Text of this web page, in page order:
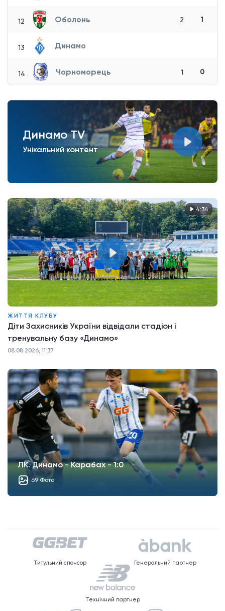
12 Оболонь 2 1
13 Динамо
14 Чорноморець 1 0
Динамо TV
Унікальний контент
4:34
ЖИТТЯ КЛУБУ
Діти Захисників України відвідали стадіон і
тренувальну базу «Динамо»
08.08.2026, 11:37
ЛК. Динамо - Карабах - 1:0
69 Фото
Титульний спонсор Генеральний партнер
Технічний партнер